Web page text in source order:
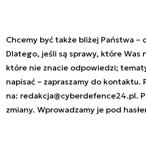
Chcemy być także bliżej Państwa –
Dlatego, jeśli są sprawy, które Was
które nie znacie odpowiedzi;
napisać – zapraszamy do kontaktu.
na: redakcja@cyberdefence24.pl.
zmiany. Wprowadzamy je pod